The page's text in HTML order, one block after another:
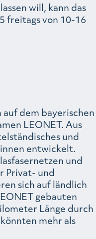
will, kann das
freitags von 10-16
dem bayerischen
LEONET. Aus
und
entwickelt.
und
Privat- und
sich auf ländlich
gebauten
Länge durch
mehr als